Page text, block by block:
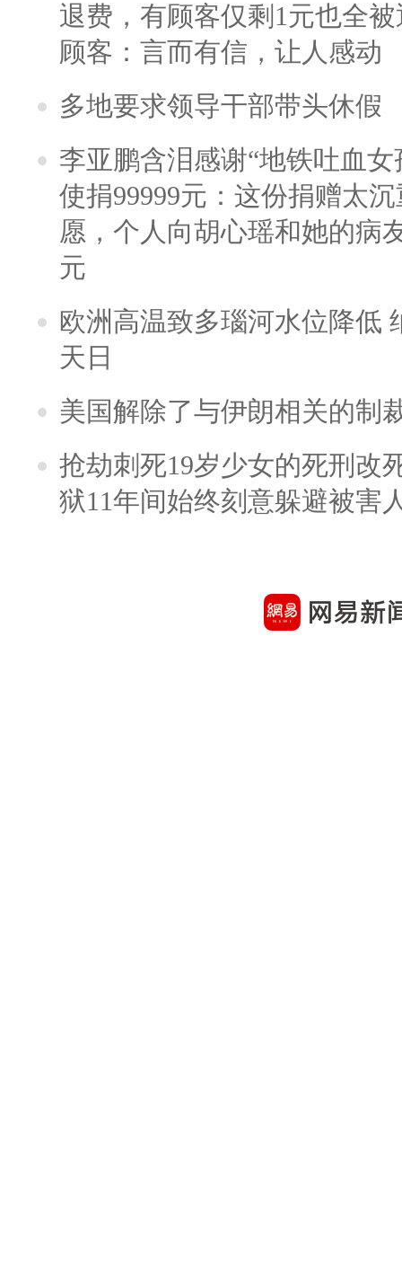
退费，有顾客仅剩1元也全
顾客：言而有信，让人感动
多地要求领导干部带头休假
李亚鹏含泪感谢“地铁吐血
使捐99999元：这份捐赠太
愿，个人向胡心瑶和她的病
元
欧洲高温致多瑙河水位降低
天日
美国解除了与伊朗相关的制
抢劫刺死19岁少女的死刑改
狱11年间始终刻意躲避被害